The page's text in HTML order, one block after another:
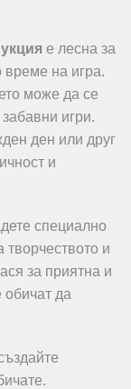
е лесна за
време на игра.
може да се
игри.
ден или друг
и
специално
творчеството и
за приятна и
да